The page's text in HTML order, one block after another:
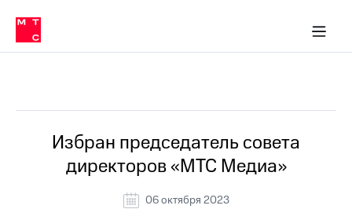
Медиа-центр
и акционерам
Устойчивое развитие
Комплаенс и деловая этика
компании
Карьера
История
компании
Руководство
в МТС
Пресс-
релизы
о технологиях
Избран председатель совета
директоров «МТС Медиа»
06 октября 2023